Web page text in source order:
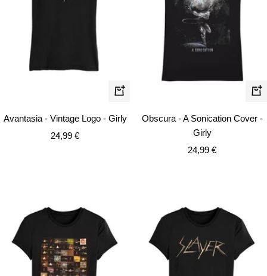
Schnellansicht
Avantasia - Vintage Logo - Girly
Angebotspreis
24,99 €
Obscura - A Sonication Cover -
Girly
Angebotspreis
24,99 €